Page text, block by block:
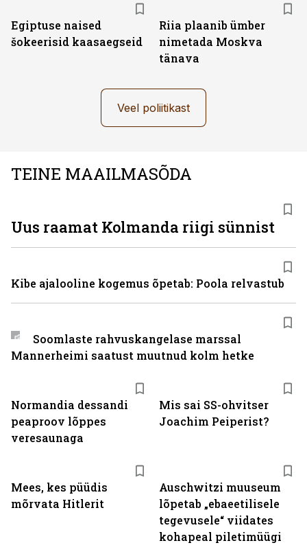
Egiptuse naised
šokeerisid kaasaegseid
Riia plaanib ümber
nimetada Moskva
tänava
Veel poliitikast
TEINE MAAILMASÕDA
Normandia dessandi
peaproov lõppes
veresaunaga
Mis sai SS-ohvitser
Joachim Peiperist?
Mees, kes püüdis
mõrvata Hitlerit
Auschwitzi muuseum
lõpetab „ebaeetilisele
tegevusele“ viidates
kohapeal piletimüügi
Uus raamat Kolmanda riigi sünnist
Kibe ajalooline kogemus õpetab: Poola relvastub
Soomlaste rahvuskangelase marssal
Mannerheimi saatust muutnud kolm hetke